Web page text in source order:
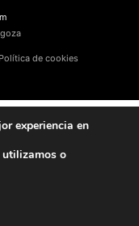
Política de cookies
experiencia en
utilizamos o